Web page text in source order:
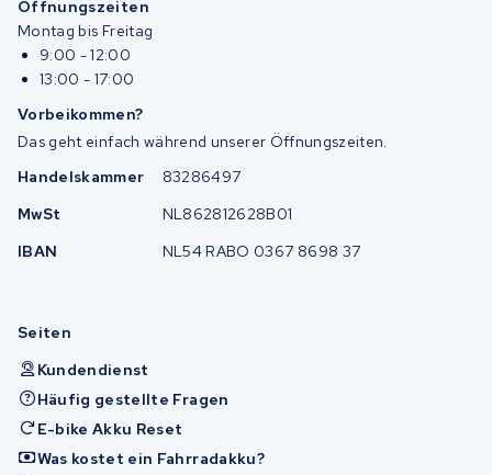
Öffnungszeiten
Montag bis Freitag
9:00 - 12:00
13:00 - 17:00
Vorbeikommen?
Das geht einfach während unserer Öffnungszeiten.
Handelskammer
83286497
MwSt
NL862812628B01
IBAN
NL54 RABO 0367 8698 37
Seiten
Kundendienst
Häufig gestellte Fragen
E-bike Akku Reset
Was kostet ein Fahrradakku?